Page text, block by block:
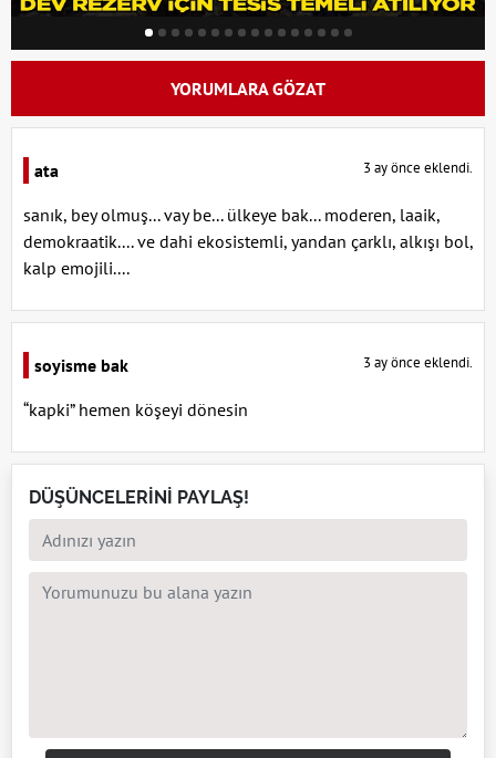
YORUMLARA GÖZAT
ata 3 ay önce eklendi.
sanık, bey olmuş... vay be... ülkeye bak... moderen, laaik,
demokraatik.... ve dahi ekosistemli, yandan çarklı, alkışı bol,
kalp emojili....
soyisme bak 3 ay önce eklendi.
“kapki” hemen köşeyi dönesin
DÜŞÜNCELERİNİ PAYLAŞ!